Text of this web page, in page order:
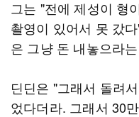
그는 "전에 제성이 형
촬영이 있어서 못 갔
은 그냥 돈 내놓으라
딘딘은 "그래서 돌려
었다더라. 그래서 30